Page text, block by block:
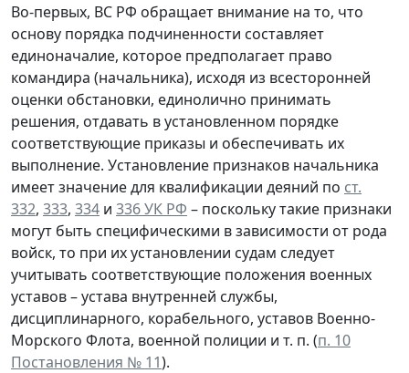
Во-первых, ВС РФ обращает внимание на то, что
основу порядка подчиненности составляет
единоначалие, которое предполагает право
командира (начальника), исходя из всесторонней
оценки обстановки, единолично принимать
решения, отдавать в установленном порядке
соответствующие приказы и обеспечивать их
выполнение. Установление признаков начальника
имеет значение для квалификации деяний по ст.
332, 333, 334 и 336 УК РФ – поскольку такие признаки
могут быть специфическими в зависимости от рода
войск, то при их установлении судам следует
учитывать соответствующие положения военных
уставов – устава внутренней службы,
дисциплинарного, корабельного, уставов Военно-
Морского Флота, военной полиции и т. п. (п. 10
Постановления № 11).